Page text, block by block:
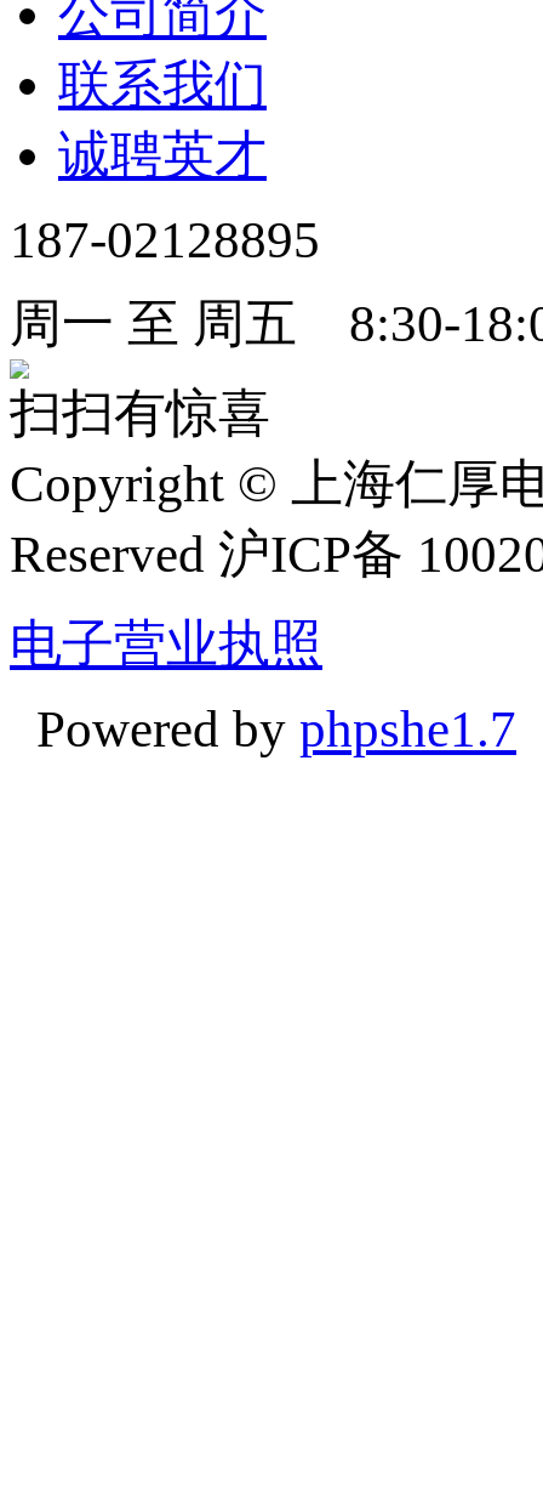
公司简介
联系我们
诚聘英才
187-02128895
周一 至 周五 8:30-
扫扫有惊喜
Copyright © 上海仁厚
Reserved 沪ICP备
电子营业执照
Powered by phpshe1.7